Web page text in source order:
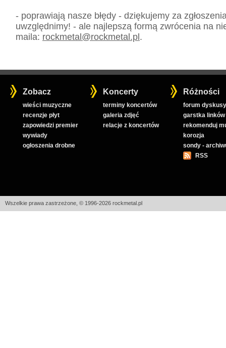
- poprawiają nasze błędy - dziękujemy za
uwzględnimy! - ale najlepszą formą zwrócenia na
maila: rockmetal@rockmetal.pl.
Zobacz
wieści muzyczne
recenzje płyt
zapowiedzi premier
wywiady
ogłoszenia drobne
Koncerty
terminy koncertów
galeria zdjęć
relacje z koncertów
Różności
forum
garstka linków
rekomenduj
korozja
sondy -
RSS
Wszelkie prawa zastrzeżone, © 1996-2026 rockmetal.pl